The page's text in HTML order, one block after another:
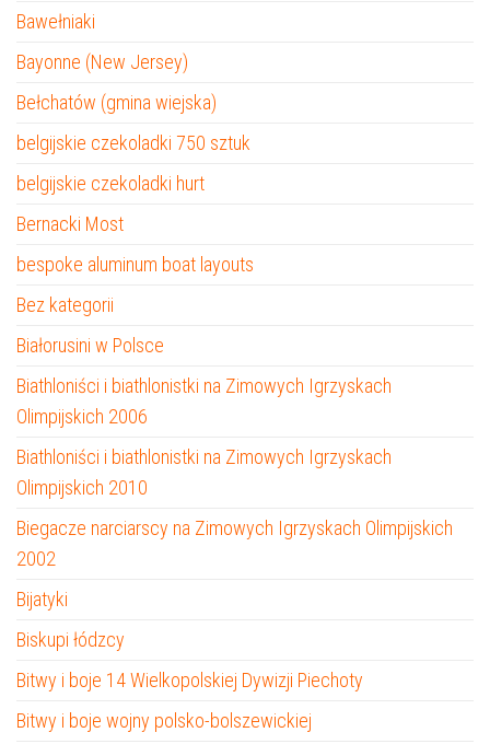
Bawełniaki
Bayonne (New Jersey)
Bełchatów (gmina wiejska)
belgijskie czekoladki 750 sztuk
belgijskie czekoladki hurt
Bernacki Most
bespoke aluminum boat layouts
Bez kategorii
Białorusini w Polsce
Biathloniści i biathlonistki na Zimowych Igrzyskach
Olimpijskich 2006
Biathloniści i biathlonistki na Zimowych Igrzyskach
Olimpijskich 2010
Biegacze narciarscy na Zimowych Igrzyskach Olimpijskich
2002
Bijatyki
Biskupi łódzcy
Bitwy i boje 14 Wielkopolskiej Dywizji Piechoty
Bitwy i boje wojny polsko-bolszewickiej